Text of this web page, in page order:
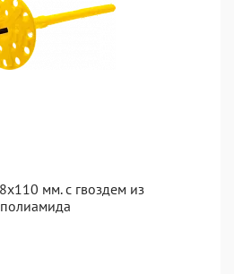
мм. c гвоздем из